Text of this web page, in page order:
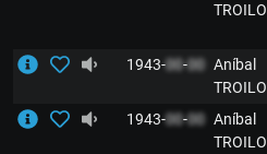
TROILO
1943-00-00 Aníbal
TROILO
1943-00-00 Aníbal
TROILO